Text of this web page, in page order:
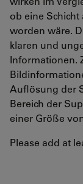
ob eine
worden wäre.
klaren und
Informationen.
Auflösung der
Bereich der
einer Größe
Please add at